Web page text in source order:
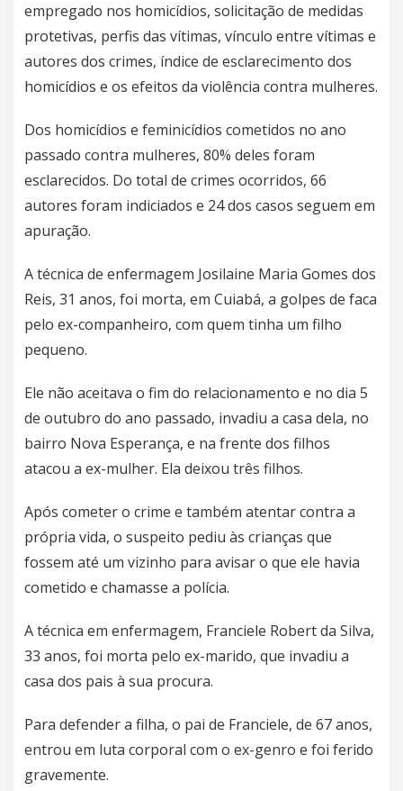
empregado nos homicídios, solicitação de medidas
protetivas, perfis das vítimas, vínculo entre vítimas e
autores dos crimes, índice de esclarecimento dos
homicídios e os efeitos da violência contra mulheres.
Dos homicídios e feminicídios cometidos no ano
passado contra mulheres, 80% deles foram
esclarecidos. Do total de crimes ocorridos, 66
autores foram indiciados e 24 dos casos seguem em
apuração.
A técnica de enfermagem Josilaine Maria Gomes dos
Reis, 31 anos, foi morta, em Cuiabá, a golpes de faca
pelo ex-companheiro, com quem tinha um filho
pequeno.
Ele não aceitava o fim do relacionamento e no dia 5
de outubro do ano passado, invadiu a casa dela, no
bairro Nova Esperança, e na frente dos filhos
atacou a ex-mulher. Ela deixou três filhos.
Após cometer o crime e também atentar contra a
própria vida, o suspeito pediu às crianças que
fossem até um vizinho para avisar o que ele havia
cometido e chamasse a polícia.
A técnica em enfermagem, Franciele Robert da Silva,
33 anos, foi morta pelo ex-marido, que invadiu a
casa dos pais à sua procura.
Para defender a filha, o pai de Franciele, de 67 anos,
entrou em luta corporal com o ex-genro e foi ferido
gravemente.